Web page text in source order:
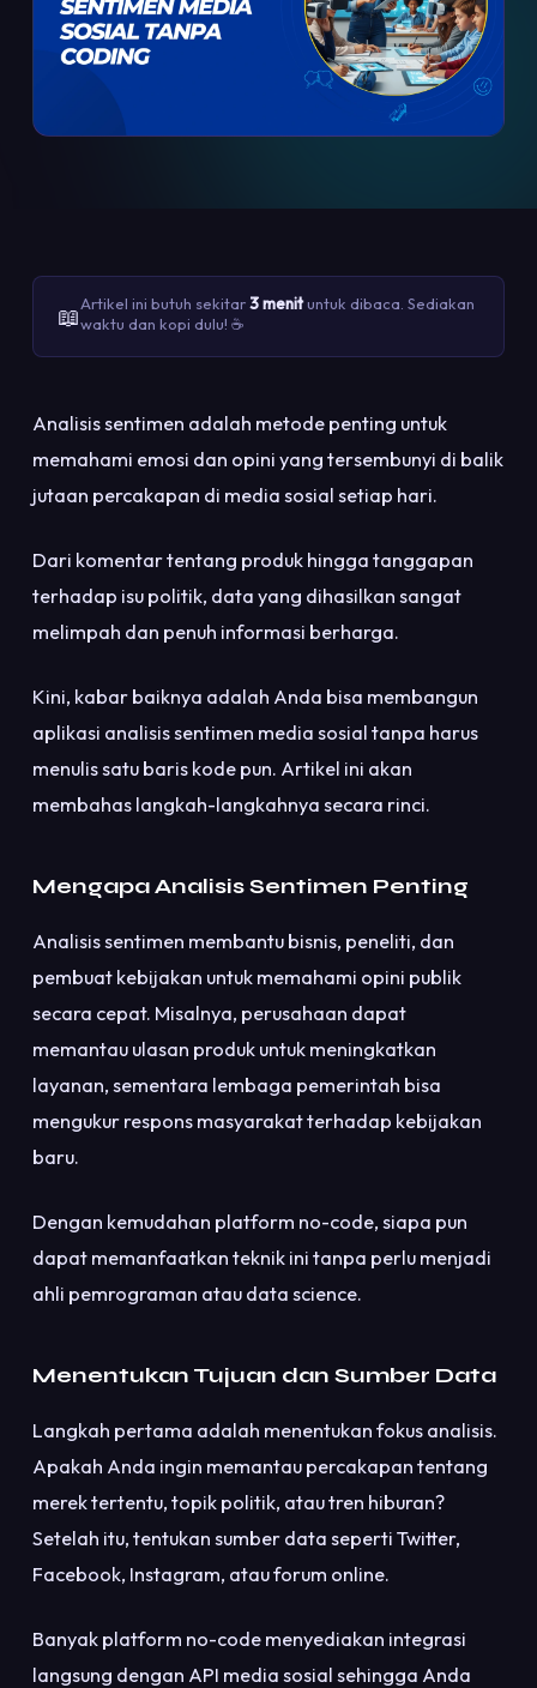
📖Artikel ini butuh sekitar3 menituntuk dibaca. Sediakan
waktu dan kopi dulu! ☕
Analisis sentimen adalah metode penting untuk
memahami emosi dan opini yang tersembunyi di balik
jutaan percakapan di media sosial setiap hari.
Dari komentar tentang produk hingga tanggapan
terhadap isu politik, data yang dihasilkan sangat
melimpah dan penuh informasi berharga.
Kini, kabar baiknya adalah Anda bisa membangun
aplikasi analisis sentimen media sosial tanpa harus
menulis satu baris kode pun. Artikel ini akan
membahas langkah-langkahnya secara rinci.
Mengapa Analisis Sentimen Penting
Analisis sentimen membantu bisnis, peneliti, dan
pembuat kebijakan untuk memahami opini publik
secara cepat. Misalnya, perusahaan dapat
memantau ulasan produk untuk meningkatkan
layanan, sementara lembaga pemerintah bisa
mengukur respons masyarakat terhadap kebijakan
baru.
Dengan kemudahan platform no-code, siapa pun
dapat memanfaatkan teknik ini tanpa perlu menjadi
ahli pemrograman atau data science.
Menentukan Tujuan dan Sumber Data
Langkah pertama adalah menentukan fokus analisis.
Apakah Anda ingin memantau percakapan tentang
merek tertentu, topik politik, atau tren hiburan?
Setelah itu, tentukan sumber data seperti Twitter,
Facebook, Instagram, atau forum online.
Banyak platform no-code menyediakan integrasi
langsung dengan API media sosial sehingga Anda